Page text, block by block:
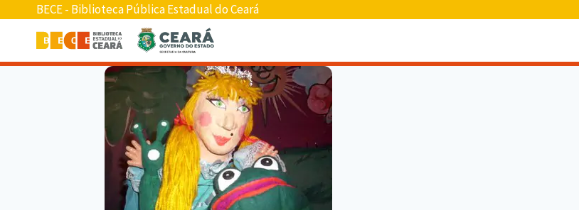
BECE - Biblioteca Pública Estadual do Ceará